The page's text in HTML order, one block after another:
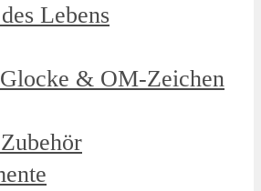
Lebens
& OM-Zeichen